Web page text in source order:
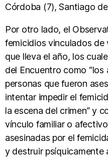
Córdoba (7), Santiago
Por otro lado, el
femicidios vinculados de
que lleva el año, los
del Encuentro como “los
personas que fueron
intentar impedir el
la escena del crimen” y
vínculo familiar o
asesinadas por el
y destruir psíquicamente